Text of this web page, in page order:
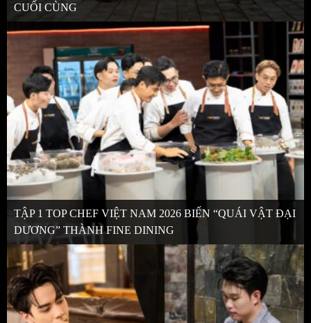
CUỐI CÙNG
TẬP 1 TOP CHEF VIỆT NAM 2026 BIẾN “QUÁI VẬT ĐẠI
DƯƠNG” THÀNH FINE DINING